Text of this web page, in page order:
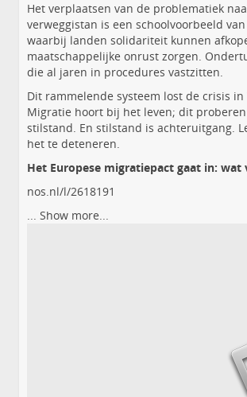
Het verplaatsen van de problematiek
verweggistan is een schoolvoorbeeld
waarbij landen solidariteit kunnen
maatschappelijke onrust zorgen.
die al jaren in procedures vastzitten.
Dit rammelende systeem lost de crisis
Migratie hoort bij het leven; dit
stilstand. En stilstand is achteruitgang.
het te deteneren.
Het Europese migratiepact gaat in: wat
nos.nl/l/2618191
... Show more...